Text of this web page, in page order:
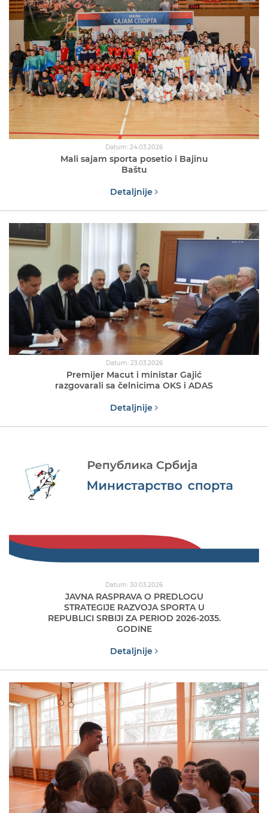
Datum: 24.03.2026
Mali sajam sporta posetio i Bajinu
Baštu
Detaljnije
Datum: 23.03.2026
Premijer Macut i ministar Gajić
razgovarali sa čelnicima OKS i ADAS
Detaljnije
Datum: 30.03.2026
JAVNA RASPRAVA O PREDLOGU
STRATEGIJE RAZVOJA SPORTA U
REPUBLICI SRBIJI ZA PERIOD 2026-2035.
GODINE
Detaljnije